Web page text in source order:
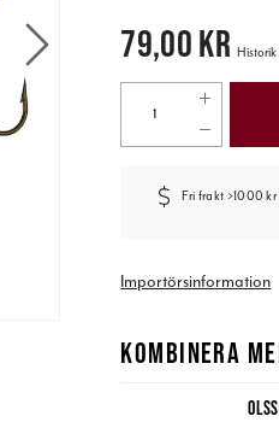
Pris: 79,00 kr
79,00 kr Historik
Fri frakt >1000 kr
Importörsinformation
KOMBINERA